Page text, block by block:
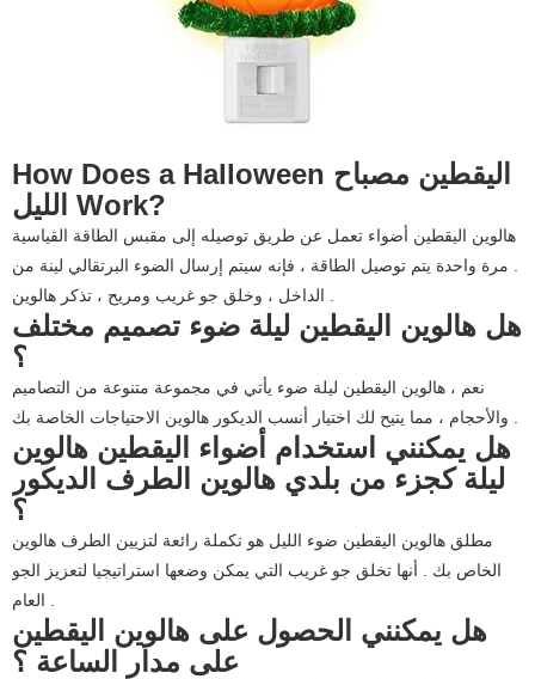
How Does a Halloween اليقطين مصباح
الليل Work?
هالوين اليقطين أضواء تعمل عن طريق توصيله إلى مقبس الطاقة القياسية
. مرة واحدة يتم توصيل الطاقة ، فإنه سيتم إرسال الضوء البرتقالي لينة من
هل هالوين اليقطين ليلة ضوء تصميم مختلف
؟
نعم ، هالوين اليقطين ليلة ضوء يأتي في مجموعة متنوعة من التصاميم
هل يمكنني استخدام أضواء اليقطين هالوين
ليلة كجزء من بلدي هالوين الطرف الديكور
؟
مطلق هالوين اليقطين ضوء الليل هو تكملة رائعة لتزيين الطرف هالوين
الخاص بك . أنها تخلق جو غريب التي يمكن وضعها استراتيجيا لتعزيز الجو
هل يمكنني الحصول على هالوين اليقطين
على مدار الساعة ؟